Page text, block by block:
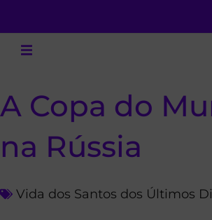
A Copa do
na Rússia
Vida dos Santos dos Últimos